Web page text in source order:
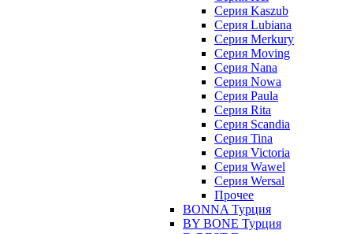
Серия Kaszub
Серия Lubiana
Серия Merkury
Серия Moving
Серия Nana
Серия Nowa
Серия Paula
Серия Rita
Серия Scandia
Серия Tina
Серия Victoria
Серия Wawel
Серия Wersal
Прочее
BONNA Турция
BY BONE Турция